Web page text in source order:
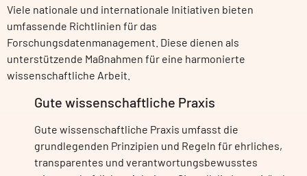
Viele nationale und internationale Initiativen bieten
umfassende Richtlinien für das
Forschungsdatenmanagement. Diese dienen als
unterstützende Maßnahmen für eine harmonierte
wissenschaftliche Arbeit.
Gute wissenschaftliche Praxis
Gute wissenschaftliche Praxis umfasst die
grundlegenden Prinzipien und Regeln für ehrliches,
transparentes und verantwortungsbewusstes